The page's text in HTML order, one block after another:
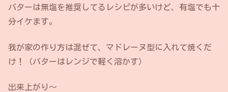
バターは無塩を推奨してるレシピが多いけど、有塩でも十
分イケます。
我が家の作り方は混ぜて、マドレーヌ型に入れて焼くだ
け！（バターはレンジで軽く溶かす）
出来上がり〜